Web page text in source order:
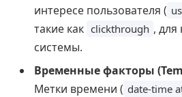
интересе пользователя (
такие как clickthrough , для
системы.
Временные факторы
Метки времени ( date-time